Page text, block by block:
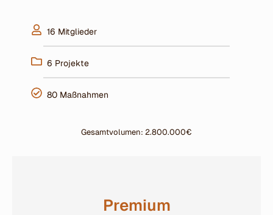
16 Mitglieder
6 Projekte
80 Maßnahmen
Gesamtvolumen: 2.800.000€
Premium